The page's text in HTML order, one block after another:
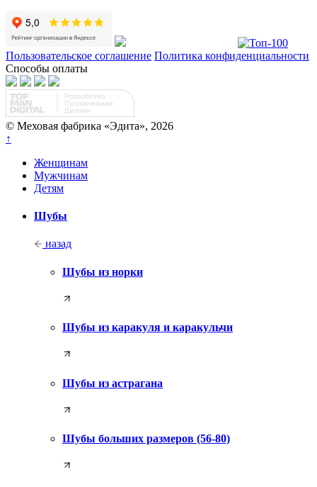
Пользовательское соглашение Политика конфиденциальности
Способы оплаты
© Меховая фабрика «Эдита», 2026
↑
Женщинам
Мужчинам
Детям
Шубы
назад
Шубы из норки
Шубы из каракуля и каракульчи
Шубы из астрагана
Шубы больших размеров (56-80)